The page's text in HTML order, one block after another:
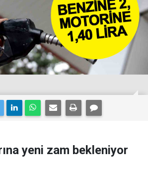
yeni zam bekleniyor